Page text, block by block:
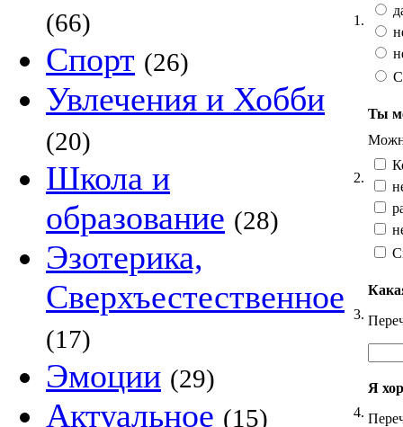
(66)
Спорт (26)
Увлечения и Хобби
(20)
Школа и
образование (28)
Эзотерика,
Сверхъестественное
(17)
Эмоции (29)
Актуальное (15)
1.
2.
Ты
3.
4.
Я